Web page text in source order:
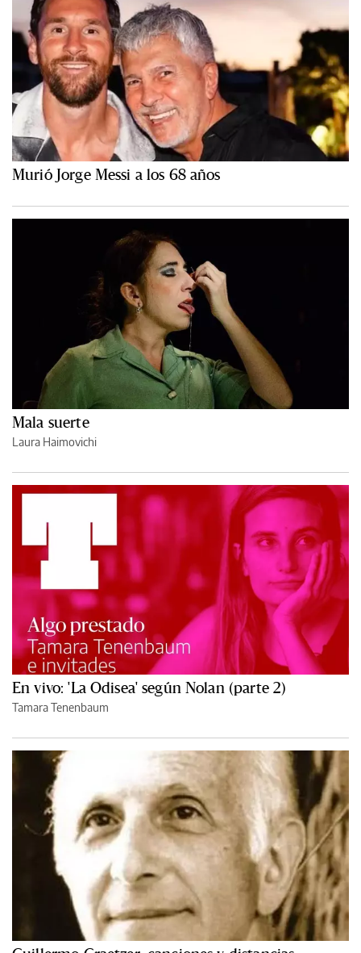
Murió Jorge Messi a los 68 años
Mala suerte
Laura Haimovichi
En vivo: 'La Odisea' según Nolan (parte 2)
Tamara Tenenbaum